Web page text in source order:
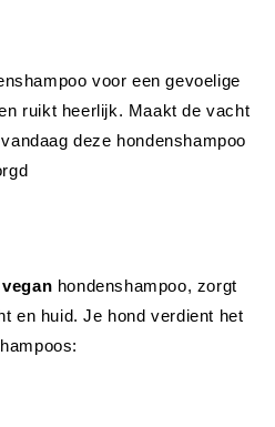
hondenshampoo, zorgt
en huid. Je hond verdient het